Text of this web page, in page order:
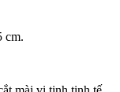
cm.